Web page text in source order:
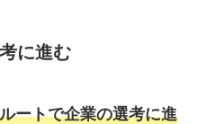
に進む
ートで企業の選考に進